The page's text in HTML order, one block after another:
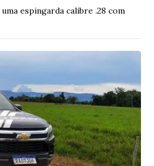
espingarda calibre .28 com